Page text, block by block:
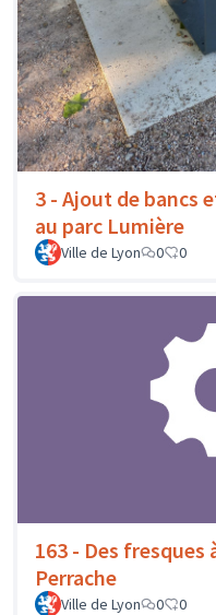
3 - Ajout de bancs
au parc Lumière
Ville de Lyon 0 0
163 - Des fresques
Perrache
Ville de Lyon
0 0